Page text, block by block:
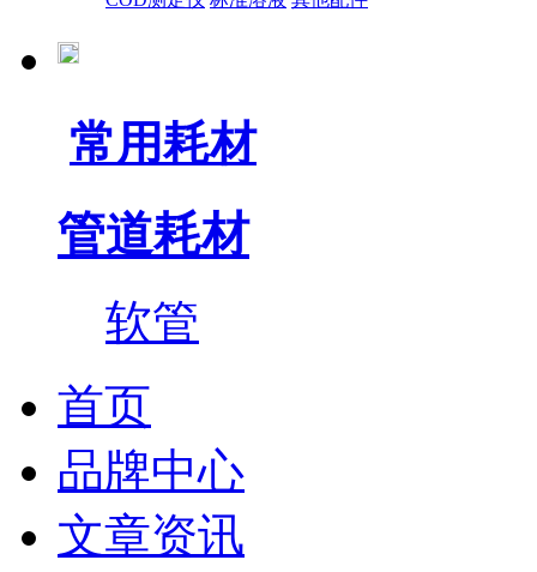
常用耗材
管道耗材
软管
首页
品牌中心
文章资讯